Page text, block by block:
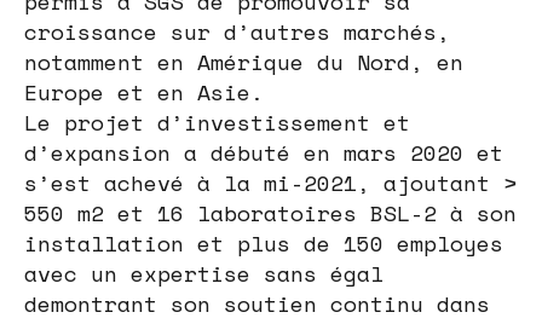
croissance sur d’autres marchés,
notamment en Amérique du Nord, en
Europe et en Asie.
Le projet d’investissement et
d’expansion a débuté en mars 2020 et
s’est achevé à la mi-2021, ajoutant >
550 m2 et 16 laboratoires BSL-2 à son
installation et plus de 150 employes
avec un expertise sans égal
demontrant son soutien continu dans